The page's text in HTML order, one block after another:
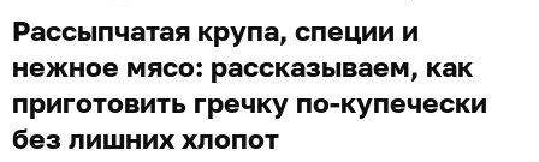
Рассыпчатая крупа, специи и
нежное мясо: рассказываем, как
приготовить гречку по-купечески
без лишних хлопот